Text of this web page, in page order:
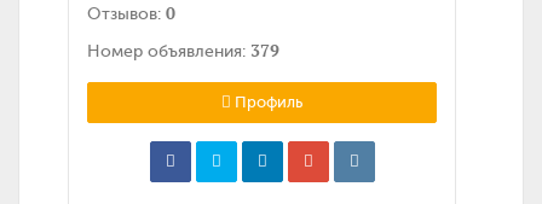
Отзывов: 0
Номер объявления: 379
Профиль